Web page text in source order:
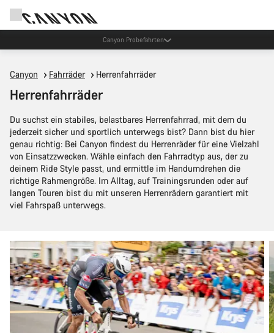
Canyon Probefahrten
Canyon Fahrräder Herrenfahrräder
Herrenfahrräder
Du suchst ein stabiles, belastbares Herrenfahrrad, mit dem du
jederzeit sicher und sportlich unterwegs bist? Dann bist du hier
genau richtig: Bei Canyon findest du Herrenräder für eine Vielzahl
von Einsatzzwecken. Wähle einfach den Fahrradtyp aus, der zu
deinem Ride Style passt, und ermittle im Handumdrehen die
richtige Rahmengröße. Im Alltag, auf Trainingsrunden oder auf
langen Touren bist du mit unseren Herrenrädern garantiert mit
viel Fahrspaß unterwegs.